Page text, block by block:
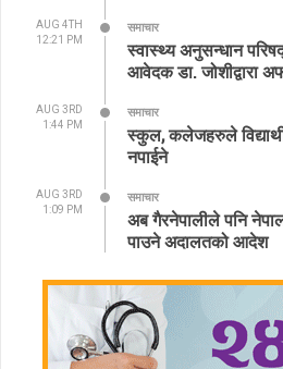
AUG 4TH
12:21 PM
समाचार
स्वास्थ्य अनुसन्धान
आवेदक डा. जोशीद्वारा
AUG 3RD
1:44 PM
समाचार
स्कुल, कलेजहरुले
नपाईने
AUG 3RD
1:09 PM
समाचार
अब गैरनेपालीले पनि
पाउने अदालतको आदेश